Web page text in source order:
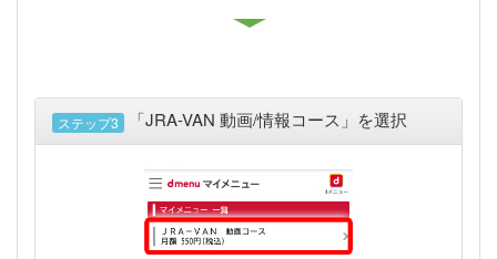
ステップ3 「JRA-VAN 動画/情報コース」を選択